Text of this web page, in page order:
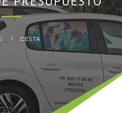
CESTA